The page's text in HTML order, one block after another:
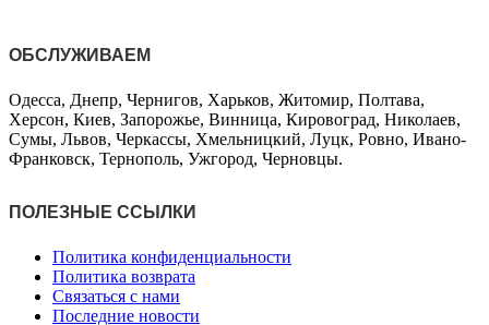
ОБСЛУЖИВАЕМ
Одесса, Днепр, Чернигов, Харьков, Житомир, Полтава,
Херсон, Киев, Запорожье, Винница, Кировоград, Николаев,
Сумы, Львов, Черкассы, Хмельницкий, Луцк, Ровно, Ивано-
Франковск, Тернополь, Ужгород, Черновцы.
ПОЛЕЗНЫЕ ССЫЛКИ
Политика конфиденциальности
Политика возврата
Связаться с нами
Последние новости